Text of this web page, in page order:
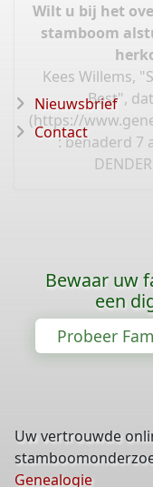
Wilt u bij het
stamboom
Kees Willems,
Best",
(https://
: benaderd 7
Nieuwsbrief
Contact
Bewaar uw
een
Probeer
Uw vertrouwde
Genealogie